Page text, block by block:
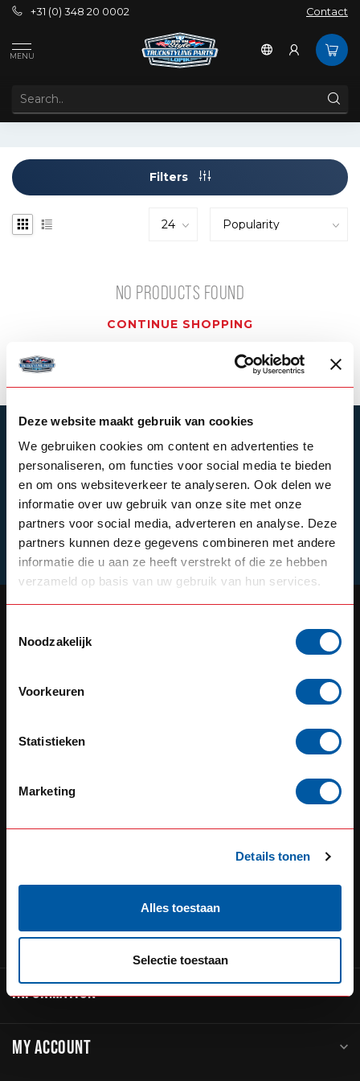
Deze website maakt gebruik van cookies
We gebruiken cookies om content en advertenties te
personaliseren, om functies voor social media te bieden
en om ons websiteverkeer te analyseren. Ook delen we
informatie over uw gebruik van onze site met onze
partners voor social media, adverteren en analyse. Deze
partners kunnen deze gegevens combineren met andere
informatie die u aan ze heeft verstrekt of die ze hebben
verzameld op basis van uw gebruik van hun services.
Noodzakelijk
Voorkeuren
Statistieken
Marketing
Details tonen
Alles toestaan
Selectie toestaan
+31 (0) 348 20 0002 Contact
MENU
Filters
NO PRODUCTS FOUND
CONTINUE SHOPPING
SUBSCRIBE TO OUR NEWSLETTER
Stay up to date with our latest offers
Schrijf je in
SERVICE
3433KL Nieuwegein
+31 (0) 348 20 0002
CATEGORIES
INFORMATION
MY ACCOUNT